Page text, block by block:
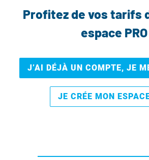
Profitez de vos tarifs
espace PRO
J’AI DÉJÀ UN COMPTE, JE
JE CRÉE MON